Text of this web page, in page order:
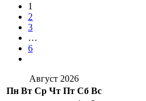
1
2
3
…
6
Август 2026
Пн Вт Ср Чт Пт Сб Вс